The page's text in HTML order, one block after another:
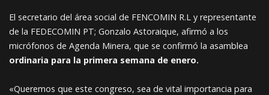
El secretario del área social de FENCOMIN R.L y representante
de la FEDECOMIN PT; Gonzalo Astoraique, afirmó a los
micrófonos de Agenda Minera, que se confirmó la asamblea
ordinaria para la primera semana de enero.
«Queremos que este congreso, sea de vital importancia para